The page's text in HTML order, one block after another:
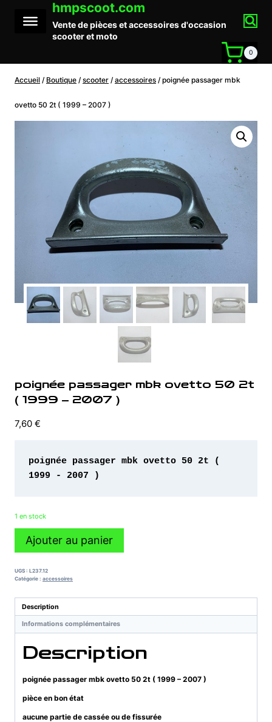
contenu
hmpscoot.com
Vente de pièces et accessoires d'occasion
scooter et moto
0
Accueil / Boutique / scooter / accessoires / poignée passager mbk
ovetto 50 2t ( 1999 – 2007 )
poignée passager mbk ovetto 50 2t
( 1999 – 2007 )
7,60 €
poignée passager mbk ovetto 50 2t (
1999 - 2007 )
1 en stock
quantité
passager
mbk
50
2t
2007
Ajouter au panier
UGS : L237.12
Catégorie : accessoires
Description
Informations complémentaires
Description
poignée passager mbk ovetto 50 2t ( 1999 – 2007 )
pièce en bon état
aucune partie de cassée ou de fissurée